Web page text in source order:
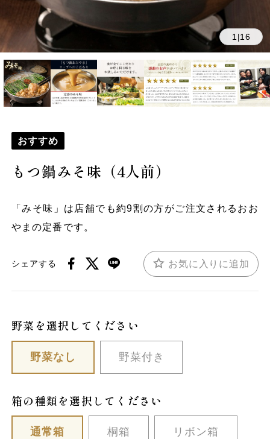
1 |16
おすすめ
もつ鍋みそ味（4人前）
「みそ味」は店舗でも約9割の方がご注文されるおお
やまの定番です。
シェアする お気に入りに追加
野菜を選択してください
野菜なし 野菜付き
箱の種類を選択してください
通常箱 桐箱 リボン箱